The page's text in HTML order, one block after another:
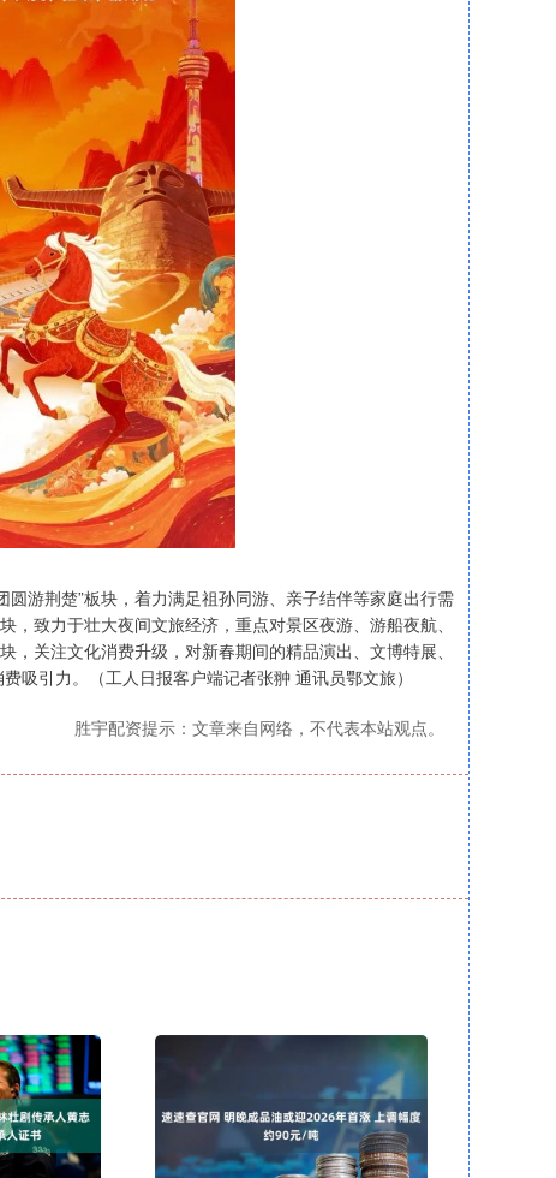
游荆楚”板块，着力满足祖孙同游、亲子结伴等家庭出行需
致力于壮大夜间文旅经济，重点对景区夜游、游船夜航、
关注文化消费升级，对新春期间的精品演出、文博特展、
吸引力。（工人日报客户端记者张翀 通讯员鄂文旅）
胜宇配资提示：文章来自网络，不代表本站观点。